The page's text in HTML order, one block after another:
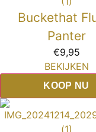
Buckethat
Panter
€9,95
BEKIJKEN
KOOP NU